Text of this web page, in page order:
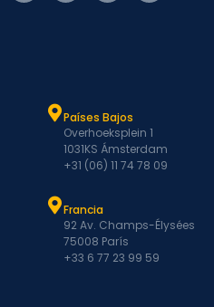
Países Bajos
Overhoeksplein 1
1031KS Ámsterdam
+31 (06) 11 74 78 09
Francia
92 Av. Champs-Élysées
75008 París
+33 6 77 23 99 59